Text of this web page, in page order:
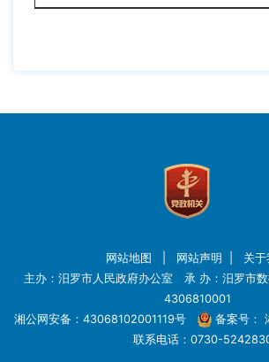
网站地图 网站声明
关于
主办：汨罗市人民政府办公室 承 办：汨罗市
4306810001
湘公网安备：43068102001119号
备案号：
联系电话：0730-